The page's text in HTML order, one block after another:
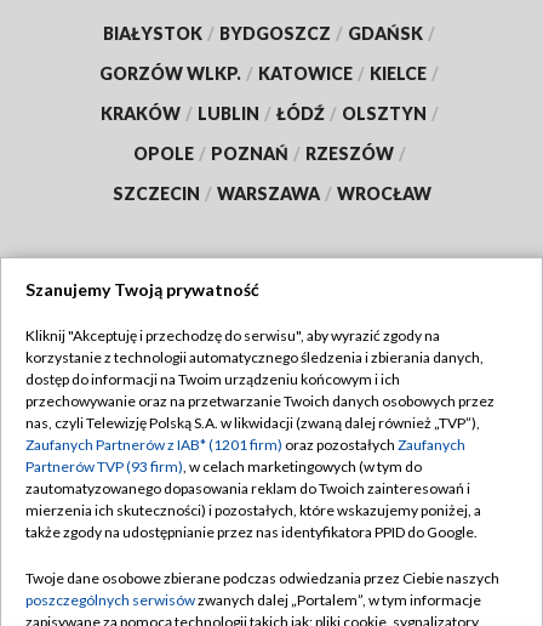
BIAŁYSTOK / BYDGOSZCZ / GDAŃSK /
GORZÓW WLKP. / KATOWICE / KIELCE /
KRAKÓW / LUBLIN / ŁÓDŹ / OLSZTYN /
OPOLE / POZNAŃ / RZESZÓW /
SZCZECIN / WARSZAWA / WROCŁAW
TVP
Abonament TVP
Emisja w TVP
Centrum informacji TVP
Naziemna Telewizja Cyfrowa
Rada Programowa
Regulamin TVP
Polityka prywatności
Moje zgody
Pomoc
Kontakt
Szanujemy Twoją prywatność
Kliknij "Akceptuję i przechodzę do serwisu", aby wyrazić zgody na
korzystanie z technologii automatycznego śledzenia i zbierania danych,
dostęp do informacji na Twoim urządzeniu końcowym i ich
przechowywanie oraz na przetwarzanie Twoich danych osobowych przez
nas, czyli Telewizję Polską S.A. w likwidacji (zwaną dalej również „TVP”),
Zaufanych Partnerów z IAB* (1201 firm) oraz pozostałych Zaufanych
Partnerów TVP (93 firm), w celach marketingowych (w tym do
zautomatyzowanego dopasowania reklam do Twoich zainteresowań i
mierzenia ich skuteczności) i pozostałych, które wskazujemy poniżej, a
także zgody na udostępnianie przez nas identyfikatora PPID do Google.
Twoje dane osobowe zbierane podczas odwiedzania przez Ciebie naszych
poszczególnych serwisówzwanych dalej „Portalem”, w tym informacje
zapisywane za pomocą technologii takich jak: pliki cookie, sygnalizatory